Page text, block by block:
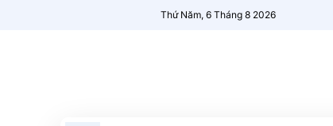
Thứ Năm, 6 Tháng 8 2026